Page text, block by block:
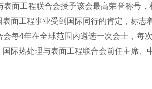
工程联合会授予该会最高荣誉称号，
表面工程事业受到国际同行的肯定，标
4年在全球范围内遴选一次会士，每
际热处理与表面工程联合会前任主席、